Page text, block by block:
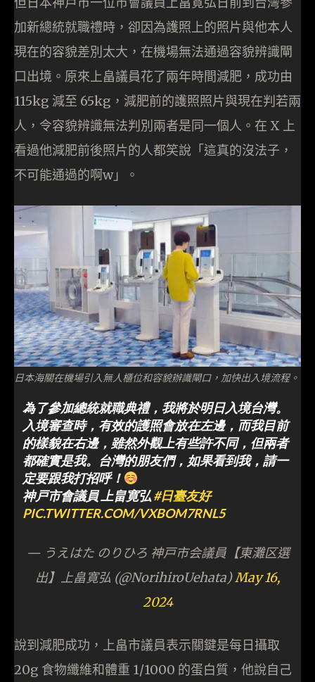
加新總統就職禮時，卻因為護照上的照片與他本人
現在的容貌差別太大，在機場無法通過容貌辨識閘
口出境。原來上畠議員花了兩年時間減肥，成功由
115kg 減至 65kg，減肥前的護照照片與現在判若兩
人，令容貌辨識無法判別兩者是同一個人。在 X 上
看過他減肥前後照片的人都笑說「這真的沒法子，
不可能通過的啊w」。
日本海關在機場引入無人櫃位和容貌辦識閘口，加快出入境流程。
為了參加總統就職典禮，我將於明日入境台灣。
入境審查時，有效的護照會放在左邊，而我目前
的樣貌在右邊，雖然外觀上有些許不同，但兩者
都確實是我。台灣的朋友們，如果看到我，請一
定要跟我打招呼！
神戸市會議員 上畠寛弘#日臺友好
PIC.TWITTER.COM/VXBOM7RNL5
— うえはた のりひろ 神戸市会議員【東灘区選
出】上畠寛弘 (@NorihiroUehata)May 16,
2024
說到減肥成功，上畠市議員表示關鍵是每日攝取
20g 食物纖維和體重 1/1000 的蛋白質，他說自己